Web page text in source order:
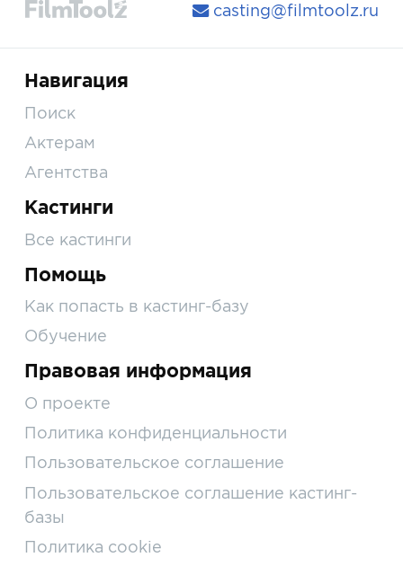
casting@filmtoolz.ru
Навигация
Поиск
Актерам
Агентства
Кастинги
Все кастинги
Помощь
Как попасть в кастинг-базу
Обучение
Правовая информация
О проекте
Политика конфиденциальности
Пользовательское соглашение
Пользовательское соглашение кастинг-
базы
Политика cookie